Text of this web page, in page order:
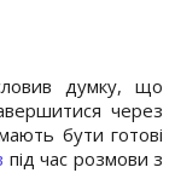
думку, що
через
бути готові
під час розмови з